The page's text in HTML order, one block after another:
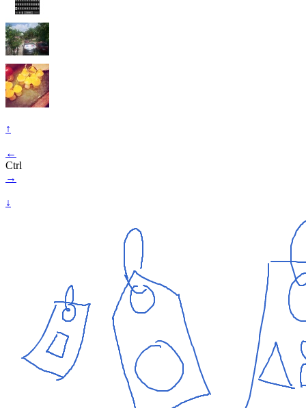
↑
←
Ctrl
→
↓